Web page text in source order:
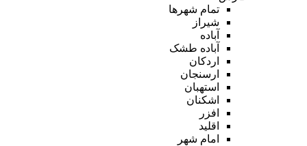
تمام شهر‌ها
شیراز
آباده
آباده طشک
اردکان
ارسنجان
استهبان
اشکنان
افزر
اقلید
امام شهر